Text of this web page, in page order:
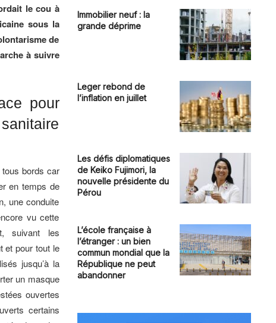
le cou à
sous la
de
à suivre
pour
tous bords car
en temps de
une conduite
vu cette
suivant les
et pour tout le
jusqu’à la
un masque
ouvertes
certains
Immobilier neuf : la
grande déprime
Leger rebond de
l’inflation en juillet
Les défis diplomatiques
de Keiko Fujimori, la
nouvelle présidente du
Pérou
L’école française à
l’étranger : un bien
commun mondial que la
République ne peut
abandonner